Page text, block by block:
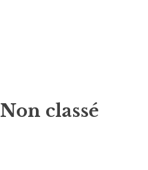
Non classé